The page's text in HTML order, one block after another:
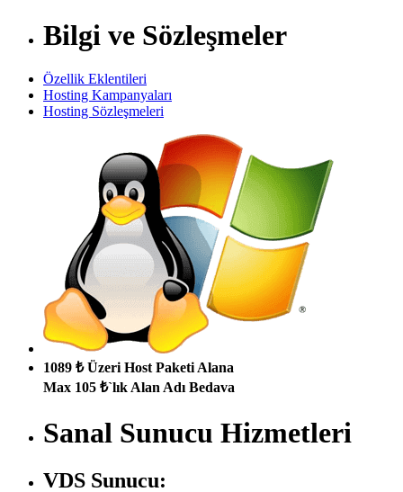
Bilgi ve Sözleşmeler
Özellik Eklentileri
Hosting Kampanyaları
Hosting Sözleşmeleri
1089 ₺ Üzeri Host Paketi Alana
Max 105 ₺`lık Alan Adı Bedava
Sanal Sunucu Hizmetleri
VDS Sunucu: